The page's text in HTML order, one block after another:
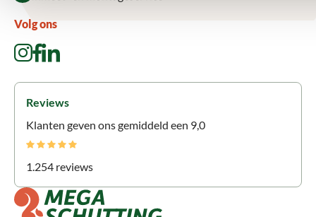
Volg ons
Reviews
Klanten geven ons gemiddeld een 9,0
1.254 reviews